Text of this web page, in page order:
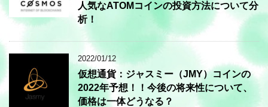
人気なATOMコインの投資方法について分
析！
2022/01/12
仮想通貨：ジャスミー（JMY）コインの
2022年予想！！今後の将来性について、
価格は一体どうなる？